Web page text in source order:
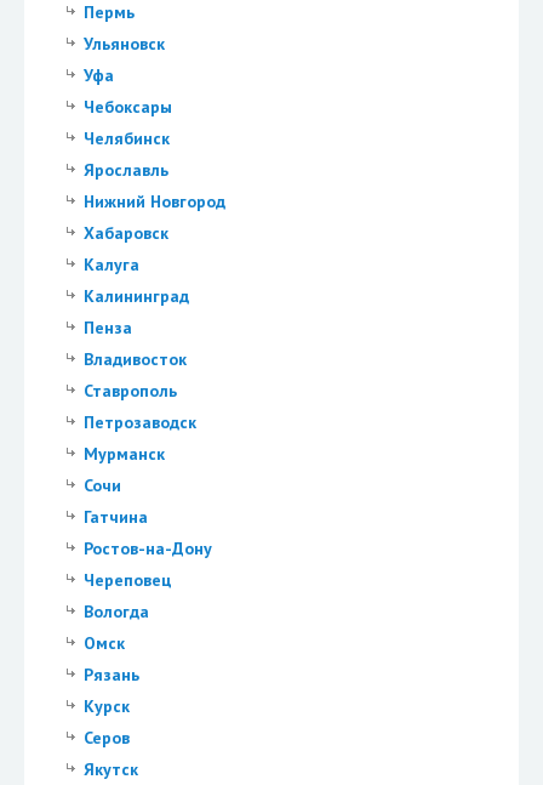
Пермь
Ульяновск
Уфа
Чебоксары
Челябинск
Ярославль
Нижний Новгород
Хабаровск
Калуга
Калининград
Пенза
Владивосток
Ставрополь
Петрозаводск
Мурманск
Сочи
Гатчина
Ростов-на-Дону
Череповец
Вологда
Омск
Рязань
Курск
Серов
Якутск